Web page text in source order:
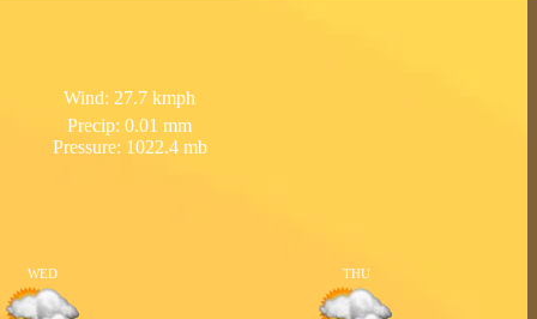
Wind: 27.7 kmph
Precip: 0.01 mm
Pressure: 1022.4 mb
WED THU